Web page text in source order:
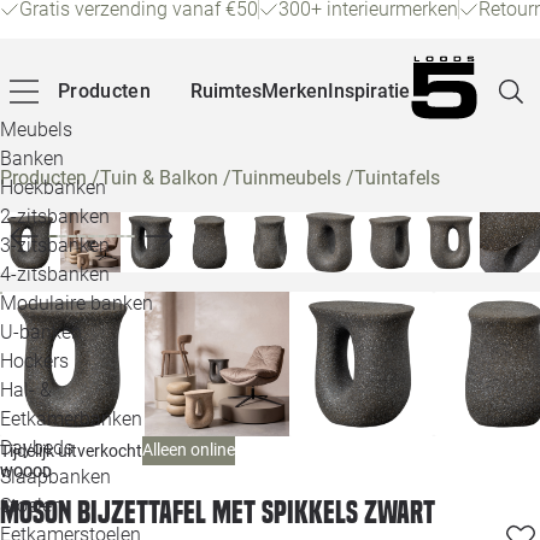
Gratis verzending vanaf €50 300+ interieurmerken
Producten
Meubels
Banken
Hoekbanken
2-zitsbanken
3-zitsbanken
4-zitsbanken
Modulaire banken
U-banken
Hockers
Hal- &
Eetkamerbanken
Daybeds
Slaapbanken
Stoelen
Eetkamerstoelen
RuimtesMerkenInspiratie
Producten/Tuin & Balkon /Tuinmeubels /Tuintafels
Tijdelijk uitverkochtAlleen online
WOOOD
Moson bijzettafel met spikkels zwart